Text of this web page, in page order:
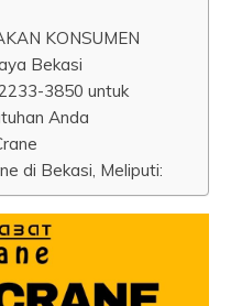
KONSUMEN
Bekasi
3850 untuk
Anda
di Bekasi, Meliputi: